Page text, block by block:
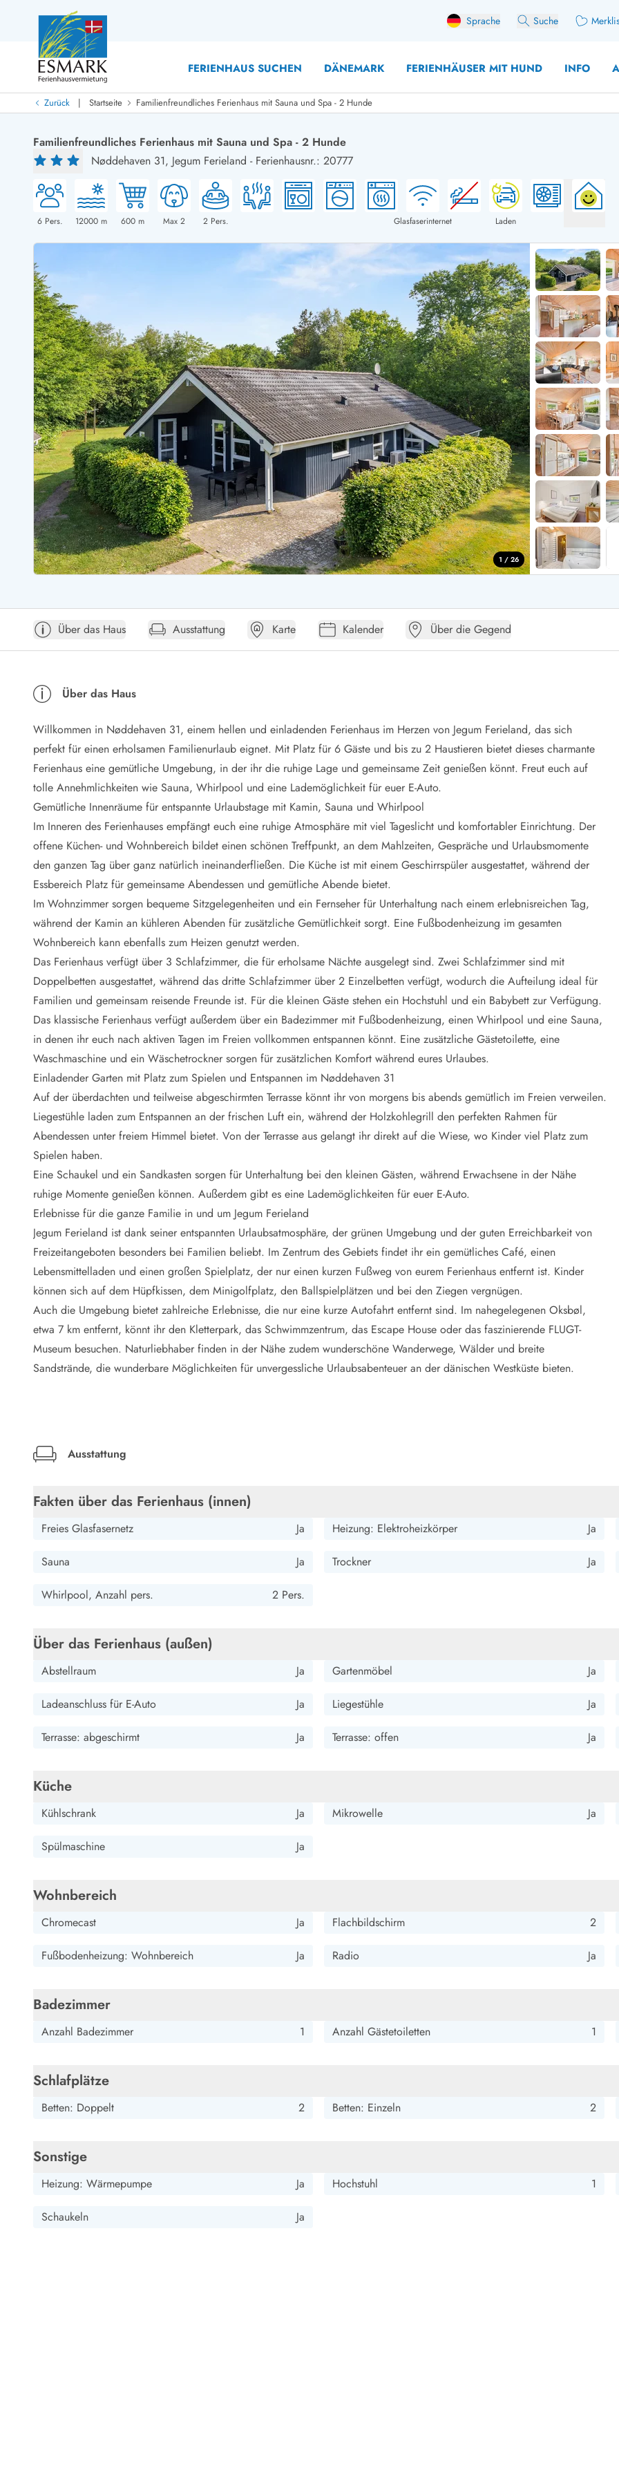
Sprache Suche
FERIENHAUS SUCHEN DÄNEMARK FERIENHÄUSER MIT HUND INFO
Last Minute
Last Minute
Neu bei uns!
Neue Ferienhäuser bei ESMARKFerienhäuser mit Pool
Ferienhäuser mit Hund
Neurenovierte Ferienhäuser
Ferienhäuser mit Endreinigung inklusive
Ferienhäuser dicht am Strand
Ferienhäuser mit Sauna
Ferienhäuser Nicht-Raucher
Ferienhäuser mit Aussicht
Ferienhäuser mit Whirlpool
Ferienhäuser mit Freitagswechsel
Ferienhäuser mit Samstagswechsel
Ferienhäuser mit Sonntagswechsel
Ferienhäuser für Angler
Ferienhäuser mit Aktivitätsraum
Ferienhäuser mit Kaminofen
Ferienhäuser mit Kindern
Luxus Ferienhäuser
Ferienhäuser mit Nebensaionrabatt
Ferienhaus für 2 Personen
Ferienhaus für 4 Personen
Ferienhaus für 6 Personen
Ferienhaus für 8
Ferienhaus für
Ferienhaus für
Ferienhäuser im
Ferienhäuser im
Ferienhäuser im
Ferienhäuser
Ferienhäuser
Ferienhäuser
Ferienhäuser BjerregardFerienhäuser BlavandFerienhäuser Hvide SandeFerienhäuser Sondervig
Ferienhäuser Argab
Ferienhäuser in Arrild
Ferienhäuser Bjerregard
Ferienhäuser Blavand
Ferienhäuser Bork Havn
Ferienhäuser Fjand
Ferienhäuser Fanö
Ferienhäuser Graerup Strand
Ferienhäuser Haurvig
Ferienhäuser Henne Strand
Ferienhäuser Ho
Ferienhäuser Houstrup
Ferienhäuser Houvig
Ferienhäuser auf Holmsland Klit
Ferienhäuser in Holmsland
Ferienhäuser Hvide Sande
Ferienhäuser Jegum
Ferienhäuser Klegod
Ferienhäuser Lodbjerg Hede
Ferienhäuser Nr. Lyngvig
Ferienhäuser in
Ferienhäuser
Ferienhäuser
Ferienhäuser
Ferienhäuser
Ferienhäuser in
Ferienhäuser
Ferienhäuser
Ferienhäuser
Öffnungszeiten
Anreise
Ferienhaus ABC
Häufige Fragen zur Buchung
Verleihservice
Reisescheckliste
Endreinigung
Gutschein
Frühbucher
Mietbedingungen
Reiseführer Dänemark
Tipps für Urlaub in Dänemark
Wetter in Dänemark
Saisonzeiten
Badesicherheit im Meer
Naturschutz
Webcam Dänemark
Ferienhauskatalog
Fotowettbewerb
Vorteile bei uns
Reisecurity
Esmark KidsVIP
Esmark VIP - Partnervorteile und Rabatte
Preisgarantie
Keine Kaution
Gästebewertungen
Gratis WLAN
We love people
Esmark VIP Partnervorteile
Esmark KidsVIP
LEGOLAND® Rabatt
Urlaub mit Kindern
Urlaub mit Hund
Urlaub am Strand
Urlaub in der Natur
Finde Bernstein am Strand
Indoorspielländer in Dänemark
Zoos und Tierparks in Dänemark
Freizeitparks in Dänemark
Minigolf spielen in Dänemark
Schwimmhallen und Badeländer
Fitnesscenter in Dänemark
Fahrradfahren in Dänemark
Reiten in Dänemark
Wandern in Dänemark
Segeln in Dänemark
Sehenswürdigkeiten
Kunsthandwerk und Galerien
Einkaufen und Shopping
Heiraten in Dänemark
Qualität seit 1965
Nachhaltigkeit
Newsletter
Datenschutzerklärung
Impressum
Zurück | Startseite Familienfreundliches Ferienhaus mit Sauna und Spa - 2 Hunde
Familienfreundliches Ferienhaus mit Sauna und Spa - 2 Hunde
Nøddehaven 31, Jegum Ferieland - Ferienhausnr.: 20777
6Pers. 12000 m 600 m Max 2 2Pers. Glasfaserinternet Laden
1 / 26
Über das Haus Ausstattung Karte Kalender Über die Gegend
Über das Haus
Willkommen in Nøddehaven 31, einem hellen und einladenden Ferienhaus im Herzen von Jegum Ferieland, das sich
perfekt für einen erholsamen Familienurlaub eignet. Mit Platz für 6 Gäste und bis zu 2 Haustieren bietet dieses charmante
Ferienhaus eine gemütliche Umgebung, in der ihr die ruhige Lage und gemeinsame Zeit genießen könnt. Freut euch auf
tolle Annehmlichkeiten wie Sauna, Whirlpool und eine Lademöglichkeit für euer E-Auto.
Gemütliche Innenräume für entspannte Urlaubstage mit Kamin, Sauna und Whirlpool
Im Inneren des Ferienhauses empfängt euch eine ruhige Atmosphäre mit viel Tageslicht und komfortabler Einrichtung. Der
offene Küchen- und Wohnbereich bildet einen schönen Treffpunkt, an dem Mahlzeiten, Gespräche und Urlaubsmomente
den ganzen Tag über ganz natürlich ineinanderfließen. Die Küche ist mit einem Geschirrspüler ausgestattet, während der
Essbereich Platz für gemeinsame Abendessen und gemütliche Abende bietet.
Im Wohnzimmer sorgen bequeme Sitzgelegenheiten und ein Fernseher für Unterhaltung nach einem erlebnisreichen Tag,
während der Kamin an kühleren Abenden für zusätzliche Gemütlichkeit sorgt. Eine Fußbodenheizung im gesamten
Wohnbereich kann ebenfalls zum Heizen genutzt werden.
Das Ferienhaus verfügt über 3 Schlafzimmer, die für erholsame Nächte ausgelegt sind. Zwei Schlafzimmer sind mit
Doppelbetten ausgestattet, während das dritte Schlafzimmer über 2 Einzelbetten verfügt, wodurch die Aufteilung ideal für
Familien und gemeinsam reisende Freunde ist. Für die kleinen Gäste stehen ein Hochstuhl und ein Babybett zur Verfügung.
Das klassische Ferienhaus verfügt außerdem über ein Badezimmer mit Fußbodenheizung, einen Whirlpool und eine Sauna,
in denen ihr euch nach aktiven Tagen im Freien vollkommen entspannen könnt. Eine zusätzliche Gästetoilette, eine
Waschmaschine und ein Wäschetrockner sorgen für zusätzlichen Komfort während eures Urlaubes.
Einladender Garten mit Platz zum Spielen und Entspannen im Nøddehaven 31
Auf der überdachten und teilweise abgeschirmten Terrasse könnt ihr von morgens bis abends gemütlich im Freien verweilen.
Liegestühle laden zum Entspannen an der frischen Luft ein, während der Holzkohlegrill den perfekten Rahmen für
Abendessen unter freiem Himmel bietet. Von der Terrasse aus gelangt ihr direkt auf die Wiese, wo Kinder viel Platz zum
Spielen haben.
Eine Schaukel und ein Sandkasten sorgen für Unterhaltung bei den kleinen Gästen, während Erwachsene in der Nähe
ruhige Momente genießen können. Außerdem gibt es eine Lademöglichkeiten für euer E-Auto.
Erlebnisse für die ganze Familie in und um Jegum Ferieland
Jegum Ferieland ist dank seiner entspannten Urlaubsatmosphäre, der grünen Umgebung und der guten Erreichbarkeit von
Freizeitangeboten besonders bei Familien beliebt. Im Zentrum des Gebiets findet ihr ein gemütliches Café, einen
Lebensmittelladen und einen großen Spielplatz, der nur einen kurzen Fußweg von eurem Ferienhaus entfernt ist. Kinder
können sich auf dem Hüpfkissen, dem Minigolfplatz, den Ballspielplätzen und bei den Ziegen vergnügen.
Auch die Umgebung bietet zahlreiche Erlebnisse, die nur eine kurze Autofahrt entfernt sind. Im nahegelegenen Oksbøl,
etwa 7 km entfernt, könnt ihr den Kletterpark, das Schwimmzentrum, das Escape House oder das faszinierende FLUGT-
Museum besuchen. Naturliebhaber finden in der Nähe zudem wunderschöne Wanderwege, Wälder und breite
Sandstrände, die wunderbare Möglichkeiten für unvergessliche Urlaubsabenteuer an der dänischen Westküste bieten.
Ausstattung
Fakten über das Ferienhaus (innen)
Freies Glasfasernetz Ja Heizung: Elektroheizkörper Ja
Sauna Ja Trockner Ja
Whirlpool, Anzahl pers. 2 Pers.
Über das Ferienhaus (außen)
Abstellraum Ja Gartenmöbel Ja
Ladeanschluss für E-Auto Ja Liegestühle Ja
Terrasse: abgeschirmt Ja Terrasse: offen Ja
Küche
Kühlschrank Ja Mikrowelle Ja
Spülmaschine Ja
Wohnbereich
Chromecast Ja Flachbildschirm 2
Fußbodenheizung: Wohnbereich Ja Radio Ja
Badezimmer
Anzahl Badezimmer 1 Anzahl Gästetoiletten 1
Schlafplätze
Betten: Doppelt 2 Betten: Einzeln 2
Sonstige
Heizung: Wärmepumpe Ja Hochstuhl 1
Schaukeln Ja